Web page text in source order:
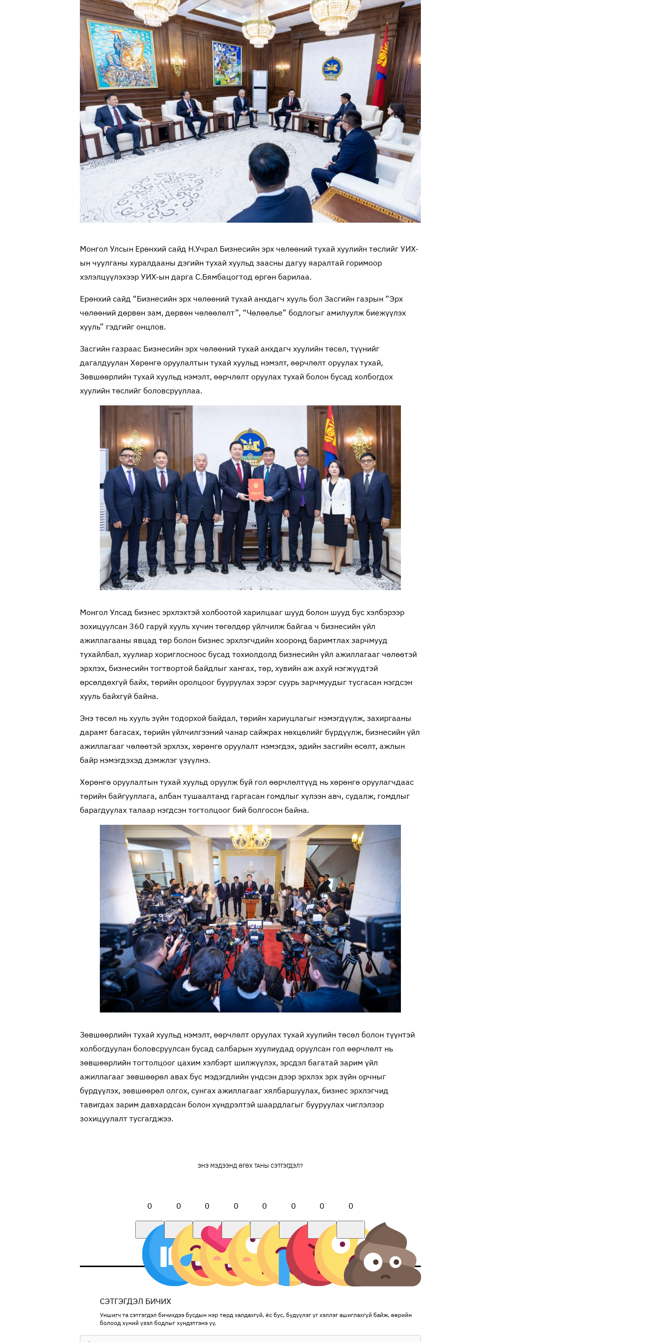
Монгол Улсын Ерөнхий сайд Н.Учрал Бизнесийн эрх чөлөөний тухай хуулийн төслийг УИХ-
ын чуулганы хуралдааны дэгийн тухай хуульд заасны дагуу яаралтай горимоор
хэлэлцүүлэхээр УИХ-ын дарга С.Бямбацогтод өргөн барилаа.
Ерөнхий сайд “Бизнесийн эрх чөлөөний тухай анхдагч хууль бол Засгийн газрын “Эрх
чөлөөний дөрвөн зам, дөрвөн чөлөөлөлт”, “Чөлөөлье” бодлогыг амилуулж биежүүлэх
хууль” гэдгийг онцлов.
Засгийн газраас Бизнесийн эрх чөлөөний тухай анхдагч хуулийн төсөл, түүнийг
дагалдуулан Хөрөнгө оруулалтын тухай хуульд нэмэлт, өөрчлөлт оруулах тухай,
Зөвшөөрлийн тухай хуульд нэмэлт, өөрчлөлт оруулах тухай болон бусад холбогдох
хуулийн төслийг боловсрууллаа.
Монгол Улсад бизнес эрхлэхтэй холбоотой харилцааг шууд болон шууд бус хэлбэрээр
зохицуулсан 360 гаруй хууль хүчин төгөлдөр үйлчилж байгаа ч бизнесийн үйл
ажиллагааны явцад төр болон бизнес эрхлэгчдийн хооронд баримтлах зарчмууд
тухайлбал, хуулиар хориглосноос бусад тохиолдолд бизнесийн үйл ажиллагааг чөлөөтэй
эрхлэх, бизнесийн тогтвортой байдлыг хангах, төр, хувийн аж ахуй нэгжүүдтэй
өрсөлдөхгүй байх, төрийн оролцоог бууруулах зэрэг суурь зарчмуудыг тусгасан нэгдсэн
хууль байхгүй байна.
Энэ төсөл нь хууль зүйн тодорхой байдал, төрийн хариуцлагыг нэмэгдүүлж, захиргааны
дарамт багасах, төрийн үйлчилгээний чанар сайжрах нөхцөлийг бүрдүүлж, бизнесийн үйл
ажиллагааг чөлөөтэй эрхлэх, хөрөнгө оруулалт нэмэгдэх, эдийн засгийн өсөлт, ажлын
байр нэмэгдэхэд дэмжлэг үзүүлнэ.
Хөрөнгө оруулалтын тухай хуульд оруулж буй гол өөрчлөлтүүд нь хөрөнгө оруулагчдаас
төрийн байгууллага, албан тушаалтанд гаргасан гомдлыг хүлээн авч, судалж, гомдлыг
барагдуулах талаар нэгдсэн тогтолцоог бий болгосон байна.
Зөвшөөрлийн тухай хуульд нэмэлт, өөрчлөлт оруулах тухай хуулийн төсөл болон түүнтэй
холбогдуулан боловсруулсан бусад салбарын хуулиудад оруулсан гол өөрчлөлт нь
зөвшөөрлийн тогтолцоог цахим хэлбэрт шилжүүлэх, эрсдэл багатай зарим үйл
ажиллагааг зөвшөөрөл авах бус мэдэгдлийн үндсэн дээр эрхлэх эрх зүйн орчныг
бүрдүүлэх, зөвшөөрөл олгох, сунгах ажиллагааг хялбаршуулах, бизнес эрхлэгчид
тавигдах зарим давхардсан болон хүндрэлтэй шаардлагыг бууруулах чиглэлээр
зохицуулалт тусгагджээ.
ЭНЭ МЭДЭЭНД ӨГӨХ ТАНЫ СЭТГЭГДЭЛ?
0 0 0 0 0 0 0 0
СЭТГЭГДЭЛ БИЧИХ
Уншигч та сэтгэгдэл бичихдээ бусдын нэр төрд халдахгүй, ёс бус, бүдүүлэг үг хэллэг ашиглахгүй байж, өөрийн
болоод хүний үзэл бодлыг хүндэтгэнэ үү.